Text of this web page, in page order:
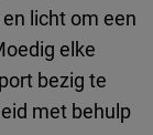
licht om een
elke
bezig te
met behulp